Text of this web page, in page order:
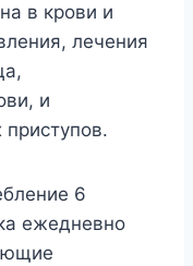
в крови и
лечения
и
6
ежедневно